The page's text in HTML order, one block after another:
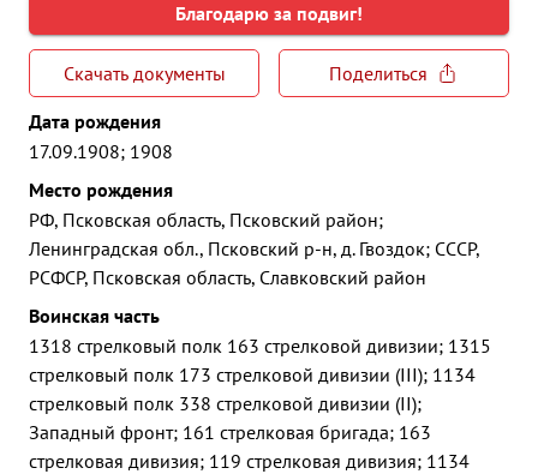
Благодарю за подвиг!
Скачать документы
Поделиться
Дата рождения
17.09.1908; 1908
Место рождения
РФ, Псковская область, Псковский район;
Ленинградская обл., Псковский р-н, д. Гвоздок; СССР,
РСФСР, Псковская область, Славковский район
Воинская часть
1318 стрелковый полк 163 стрелковой дивизии; 1315
стрелковый полк 173 стрелковой дивизии (III); 1134
стрелковый полк 338 стрелковой дивизии (II);
Западный фронт; 161 стрелковая бригада; 163
стрелковая дивизия; 119 стрелковая дивизия; 1134